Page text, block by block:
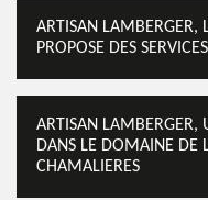
ARTISAN LAMBERGER,
PROPOSE DES
ARTISAN LAMBERGER,
DANS LE DOMAINE DE
CHAMALIERES